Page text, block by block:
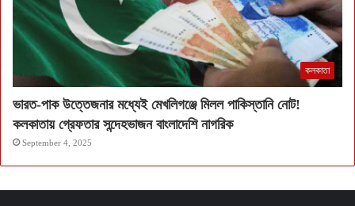
কলকাতা
ভারত-পাক উত্তেজনার মধ্যেই মেখলিগঞ্জে মিলল পাকিস্তানি নোট!
কলকাতায় গ্রেফতার সন্দেহভাজন বাংলাদেশি নাগরিক
September 4, 2025